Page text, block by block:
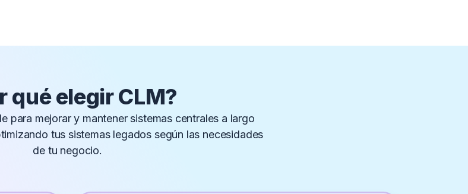
qué elegir CLM?
para mejorar y mantener sistemas centrales a largo
tus sistemas legados según las necesidades
de tu negocio.